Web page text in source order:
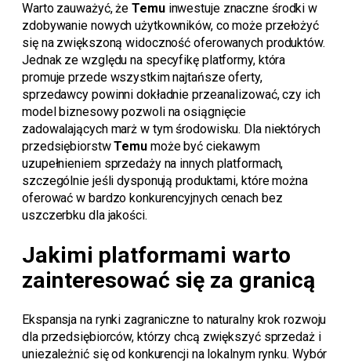
Warto zauważyć, żeTemuinwestuje znaczne środki w
zdobywanie nowych użytkowników, co może przełożyć
się na zwiększoną widoczność oferowanych produktów.
Jednak ze względu na specyfikę platformy, która
promuje przede wszystkim najtańsze oferty,
sprzedawcy powinni dokładnie przeanalizować, czy ich
model biznesowy pozwoli na osiągnięcie
zadowalających marż w tym środowisku. Dla niektórych
przedsiębiorstwTemu może być ciekawym
uzupełnieniem sprzedaży na innych platformach,
szczególnie jeśli dysponują produktami, które można
oferować w bardzo konkurencyjnych cenach bez
uszczerbku dla jakości.
Jakimi platformami warto
zainteresować się za granicą
Ekspansja na rynki zagraniczne to naturalny krok rozwoju
dla przedsiębiorców, którzy chcą zwiększyć sprzedaż i
uniezależnić się od konkurencji na lokalnym rynku. Wybór